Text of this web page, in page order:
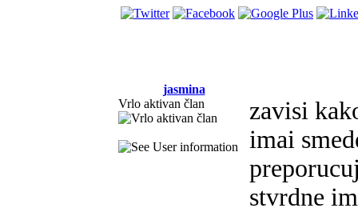
jasmina
Vrlo aktivan član
zavisi
imai
stvrdne